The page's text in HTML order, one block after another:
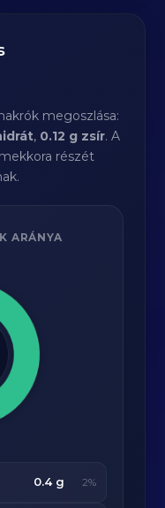
megoszlása:
, 0.12 g zsír. A
részét
ARÁNYA
0.4 g 2%